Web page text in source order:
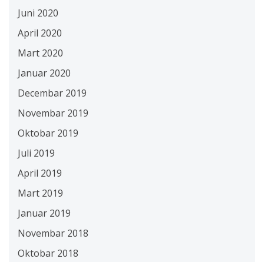
Juni 2020
April 2020
Mart 2020
Januar 2020
Decembar 2019
Novembar 2019
Oktobar 2019
Juli 2019
April 2019
Mart 2019
Januar 2019
Novembar 2018
Oktobar 2018